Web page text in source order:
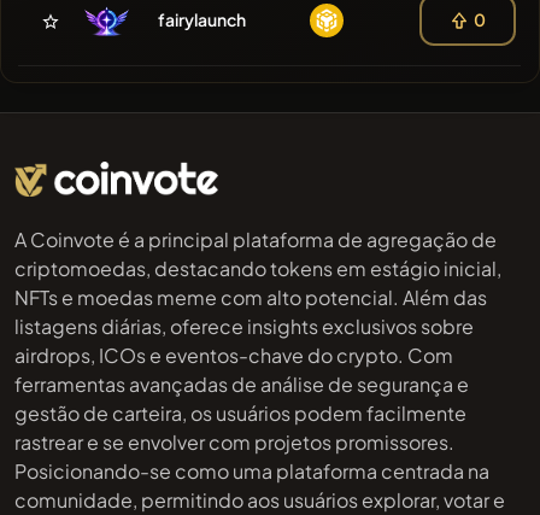
fairylaunch 0
A Coinvote é a principal plataforma de agregação de
criptomoedas, destacando tokens em estágio inicial,
NFTs e moedas meme com alto potencial. Além das
listagens diárias, oferece insights exclusivos sobre
airdrops, ICOs e eventos-chave do crypto. Com
ferramentas avançadas de análise de segurança e
gestão de carteira, os usuários podem facilmente
rastrear e se envolver com projetos promissores.
Posicionando-se como uma plataforma centrada na
comunidade, permitindo aos usuários explorar, votar e